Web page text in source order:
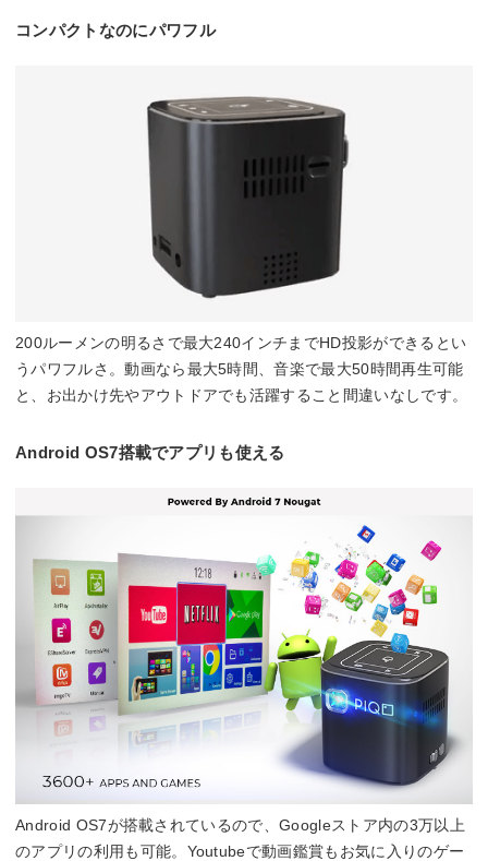
コンパクトなのにパワフル
200ルーメンの明るさで最大240インチまでHD投影ができるとい
うパワフルさ。動画なら最大5時間、音楽で最大50時間再生可能
と、お出かけ先やアウトドアでも活躍すること間違いなしです。
Android OS7搭載でアプリも使える
Android OS7が搭載されているので、Googleストア内の3万以上
のアプリの利用も可能。Youtubeで動画鑑賞もお気に入りのゲー